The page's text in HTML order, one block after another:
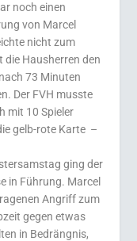
noch einen
von Marcel
nicht zum
die Hausherren den
73 Minuten
Der FVH musste
mit 10 Spieler
gelb-rote Karte –
ging der
in Führung. Marcel
Angriff zum
gegen etwas
in Bedrängnis,